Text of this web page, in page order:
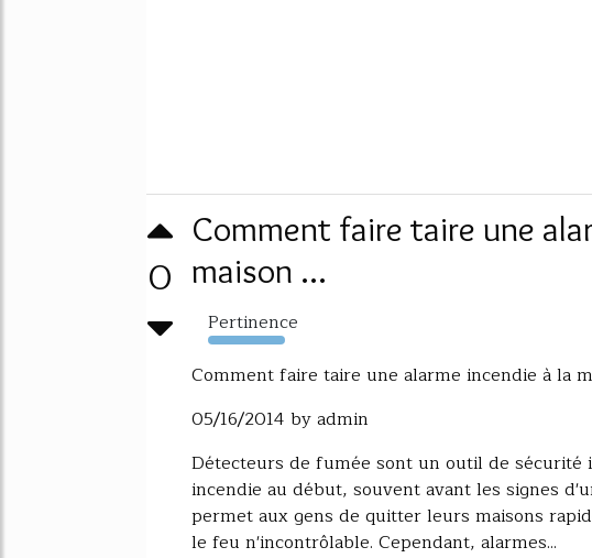
0
Comment faire taire une
maison ...
Pertinence
311%
Comment faire taire une alarme incendie à la
05/16/2014 by admin
Détecteurs de fumée sont un outil de sécurité
incendie au début, souvent avant les signes
permet aux gens de quitter leurs maisons
le feu n'incontrôlable. Cependant, alarmes...